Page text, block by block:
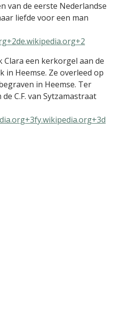
van de eerste Nederlandse
liefde voor een man
een kerkorgel aan de
in Heemse. Ze overleed op
in Heemse. Ter
C.F. van Sytzamastraat
d